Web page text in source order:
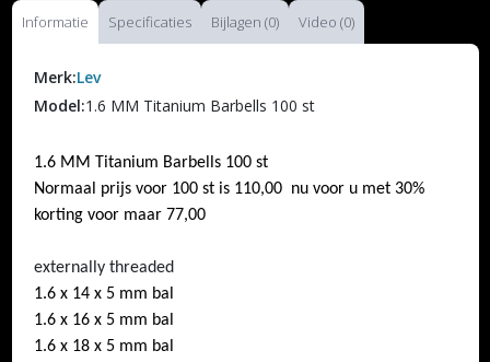
Informatie Specificaties Bijlagen (0) Video (0)
Merk:Lev
Model:1.6 MM Titanium Barbells 100 st
1.6 MM Titanium Barbells 100 st
Normaal prijs voor 100 st is 110,00 nu voor u met 30%
korting voor maar 77,00
externally threaded
1.6 x 14 x 5 mm bal
1.6 x 16 x 5 mm bal
1.6 x 18 x 5 mm bal